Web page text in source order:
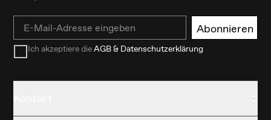
Email Abonnieren
Ich akzeptiere dieAGB & Datenschutzerklärung